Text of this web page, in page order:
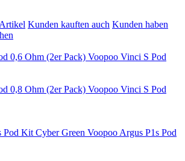
Kunden kauften auch Kunden haben
Voopoo Vinci S Pod
Voopoo Vinci S Pod
Voopoo Argus P1s Pod